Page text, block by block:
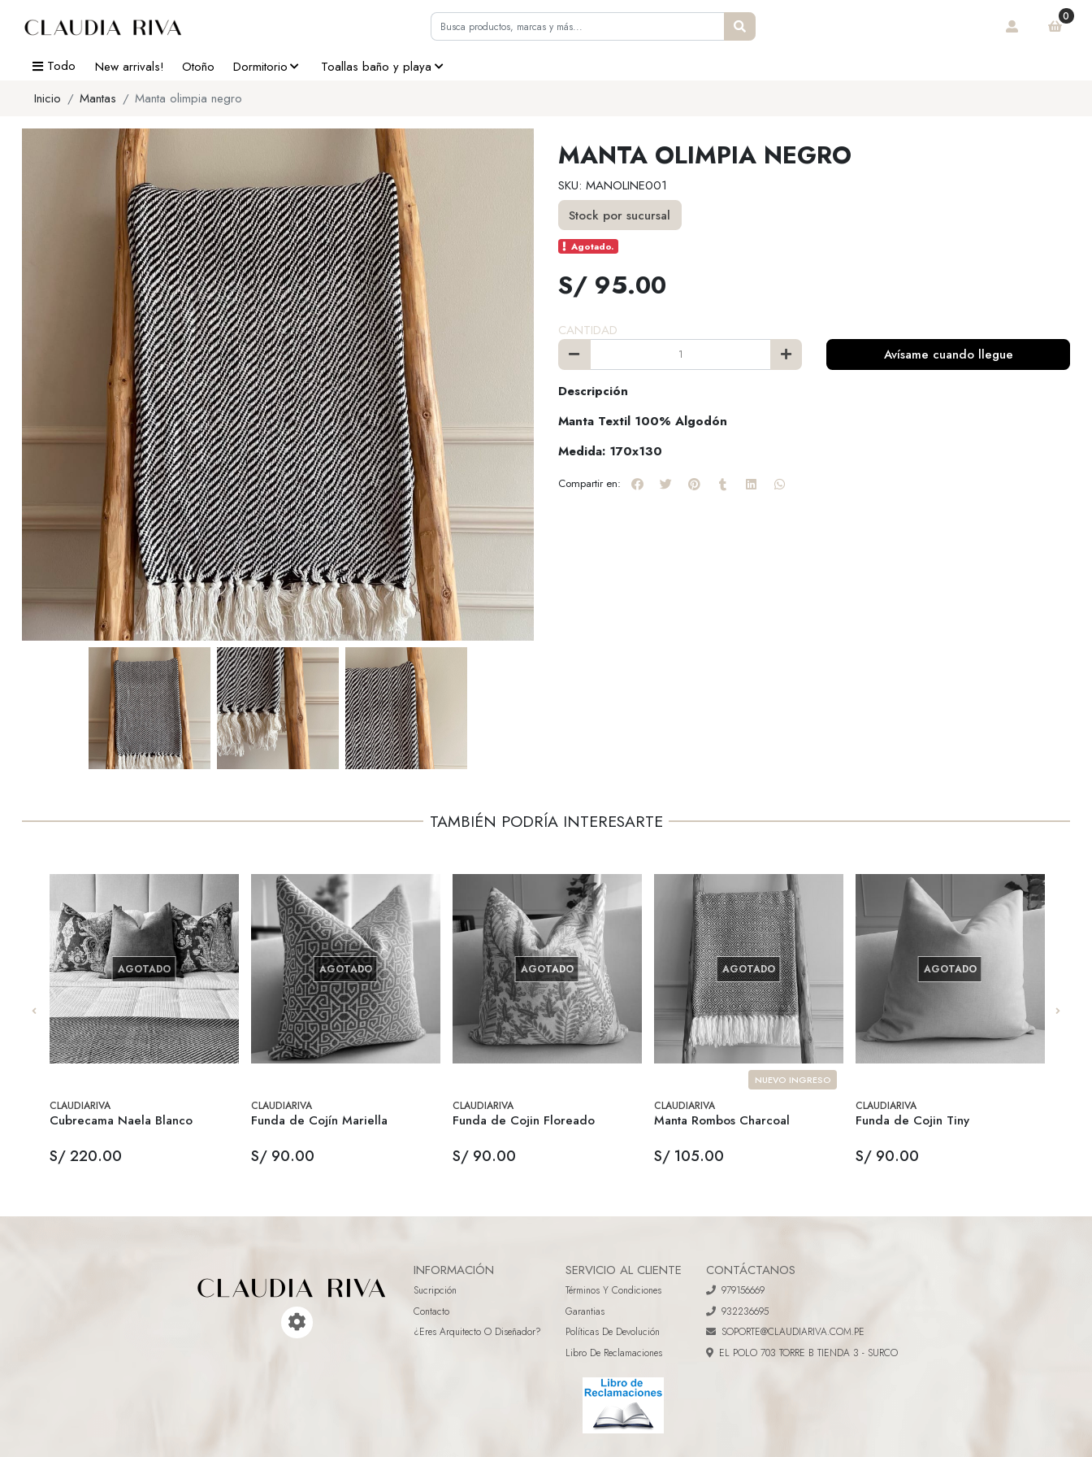
0
Todo New arrivals! Otoño Dormitorio
Toallas baño y playa
Inicio
Mantas Manta olimpia negro
MANTA OLIMPIA NEGRO
SKU: MANOLINE001
Stock por sucursal
Agotado.
S/ 95.00
CANTIDAD
Avísame cuando llegue
Descripción
Manta Textil 100% Algodón
Medida: 170x130
Compartir en:
TAMBIÉN PODRÍA INTERESARTE
AGOTADO
CLAUDIARIVA
Cubrecama Naela Blanco
S/ 220.00
AGOTADO
CLAUDIARIVA
Funda de Cojín Mariella
S/ 90.00
AGOTADO
CLAUDIARIVA
Funda de Cojin Floreado
S/ 90.00
AGOTADO
NUEVO INGRESO
CLAUDIARIVA
Manta Rombos Charcoal
S/ 105.00
AGOTADO
CLAUDIARIVA
Funda de Cojin Tiny
S/ 90.00
INFORMACIÓN
Sucripción
Contacto
¿eres Arquitecto O Diseñador?
SERVICIO AL CLIENTE
Términos Y Condiciones
Garantias
Políticas De Devolución
Libro De Reclamaciones
CONTÁCTANOS
979156669
932236695
SOPORTE@CLAUDIARIVA.COM.PE
EL POLO 703 TORRE B TIENDA 3 - SURCO